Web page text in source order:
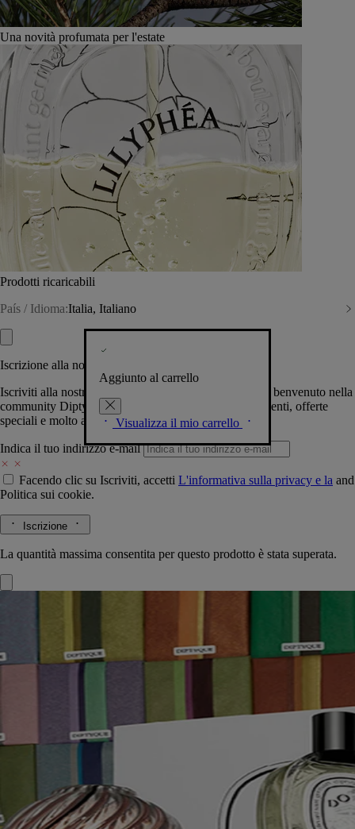
Una novità profumata per l'estate
Prodotti ricaricabili
País / Idioma:Italia, Italiano
Aggiunto al carrello
Visualizza il mio carrello
Iscrizione alla nostra Newsletter
Iscriviti alla nostra newsletter per permetterci di darti il benvenuto nella
community Diptyque e tenerti al corrente su novità, eventi, offerte
speciali e molto altro.
Indica il tuo indirizzo e-mail
Facendo clic su Iscriviti, accetti L'informativa sulla privacy e la and
Politica sui cookie.
Iscrizione
La quantità massima consentita per questo prodotto è stata superata.